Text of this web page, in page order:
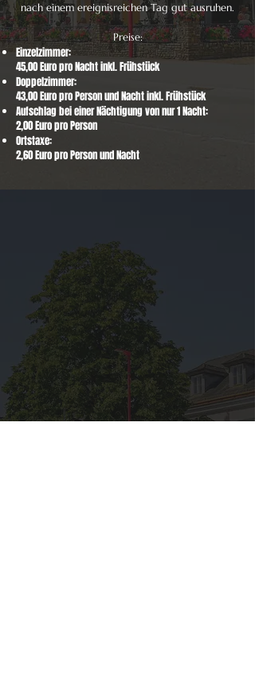
nach einem ereignisreichen Tag gut ausruhen.
Preise:
Einzelzimmer:
45,00 Euro pro Nacht inkl. Frühstück
Doppelzimmer:
43,00 Euro pro Person und Nacht inkl. Frühstück
Aufschlag bei einer Nächtigung von nur 1 Nacht:
2,00 Euro pro Person
Ortstaxe:
2,60 Euro pro Person und Nacht